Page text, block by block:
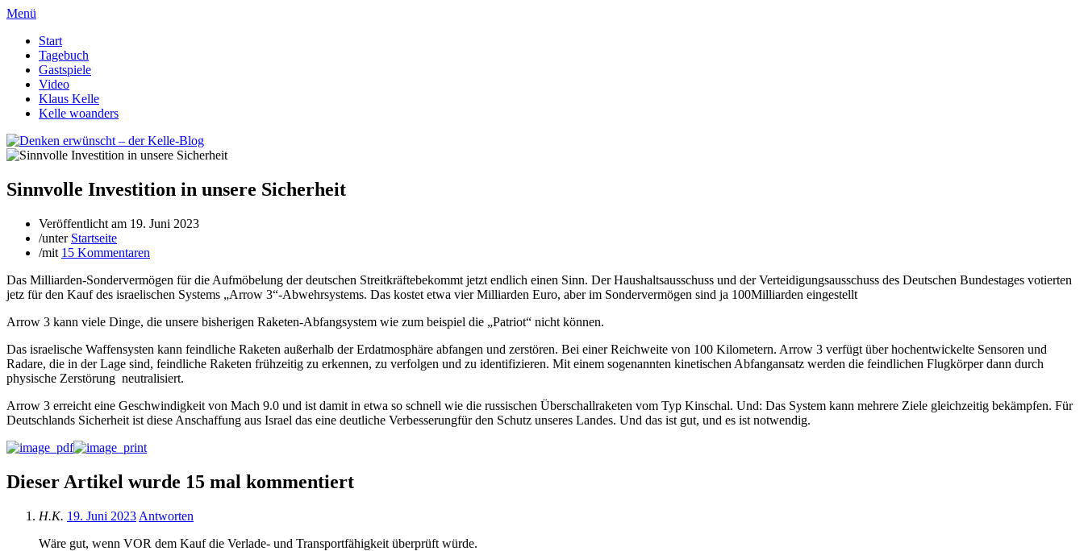
Menü
Start
Tagebuch
Gastspiele
Video
Klaus Kelle
Kelle woanders
Sinnvolle Investition in unsere Sicherheit
Veröffentlicht am 19. Juni 2023
/unter Startseite
/mit 15 Kommentaren
Das Milliarden-Sondervermögen für die Aufmöbelung der deutschen Streitkräftebekommt jetzt endlich einen Sinn. Der Haushaltsausschuss und der Verteidigungsausschuss des Deutschen Bundestages votierten
jetz für den Kauf des israelischen Systems „Arrow 3“-Abwehrsystems. Das kostet etwa vier Milliarden Euro, aber im Sondervermögen sind ja 100Milliarden eingestellt
Arrow 3 kann viele Dinge, die unsere bisherigen Raketen-Abfangsystem wie zum beispiel die „Patriot“ nicht können.
Das israelische Waffensysten kann feindliche Raketen außerhalb der Erdatmosphäre abfangen und zerstören. Bei einer Reichweite von 100 Kilometern. Arrow 3 verfügt über hochentwickelte Sensoren und
Radare, die in der Lage sind, feindliche Raketen frühzeitig zu erkennen, zu verfolgen und zu identifizieren. Mit einem sogenannten kinetischen Abfangansatz werden die feindlichen Flugkörper dann durch
physische Zerstörung neutralisiert.
Arrow 3 erreicht eine Geschwindigkeit von Mach 9.0 und ist damit in etwa so schnell wie die russischen Überschallraketen vom Typ Kinschal. Und: Das System kann mehrere Ziele gleichzeitig bekämpfen. Für
Deutschlands Sicherheit ist diese Anschaffung aus Israel das eine deutliche Verbesserungfür den Schutz unseres Landes. Und das ist gut, und es ist notwendig.
Dieser Artikel wurde 15 mal kommentiert
H.K. 19. Juni 2023 Antworten
Wäre gut, wenn VOR dem Kauf die Verlade- und Transportfähigkeit überprüft würde.